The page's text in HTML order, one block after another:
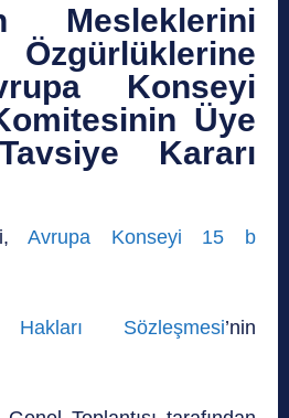
Mesleklerini
Konseyi
Üye
Kararı
Avrupa Konseyi 15 b
Sözleşmesi’nin